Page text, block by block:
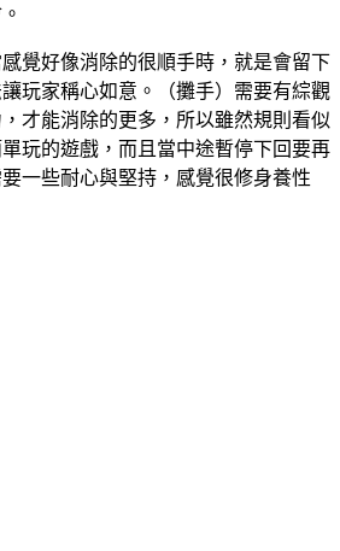
覺好像消除的很順手時，就是會留下
玩家稱心如意。（攤手）需要有綜觀
才能消除的更多，所以雖然規則看似
玩的遊戲，而且當中途暫停下回要再
一些耐心與堅持，感覺很修身養性